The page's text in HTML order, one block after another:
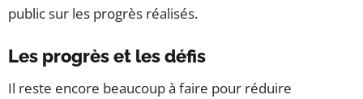
public sur les progrès réalisés.
Les progrès et les défis
Il reste encore beaucoup à faire pour réduire